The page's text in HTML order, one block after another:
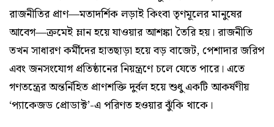
রাজনীতির প্রাণ—মতাদর্শিক লড়াই কিংবা তৃণমূলের মানুষের
আবেগ—ক্রমেই ম্লান হয়ে যাওয়ার আশঙ্কা তৈরি হয়। রাজনীতি
তখন সাধারণ কর্মীদের হাতছাড়া হয়ে বড় বাজেট, পেশাদার জরিপ
এবং জনসংযোগ প্রতিষ্ঠানের নিয়ন্ত্রণে চলে যেতে পারে। এতে
গণতন্ত্রের অন্তর্নিহিত প্রাণশক্তি দুর্বল হয়ে শুধু একটি আকর্ষণীয়
‘প্যাকেজড প্রোডাক্ট’-এ পরিণত হওয়ার ঝুঁকি থাকে।